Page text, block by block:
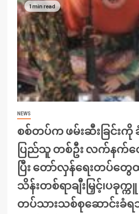
1 min read
NEWS
စစ်တပ်က ဖမ်းဆီးခြင်းကို
ပြည်သူ တစ်ဦး လက်နက်
ပြီး တော်လှန်ရေးတပ်တွ
သိန်းတစ်ရာချီးမြှင့်၊ပခု
တပ်သားသစ်စုဆောင်းခံ